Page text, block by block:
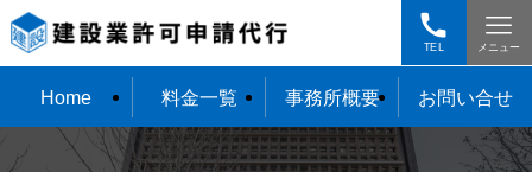
Home 料金一覧 事務所概要 お問い合せ
TEL メニュー